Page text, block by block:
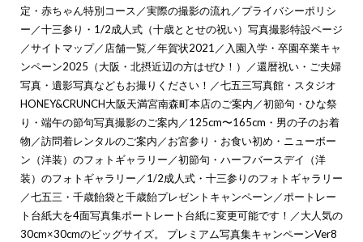
定・赤ちゃん特別コース／実際の撮影の流れ／プライバシーポリシ
ー／十三参り・1/2成人式（十歳ととせの祝い）写真撮影特設ページ
／サイトマップ／店舗一覧／年賀状2021／ 入園入学・卒園卒業キャ
ンペーン2025（大阪・北摂近辺の方はぜひ！）
／還暦祝い・ご夫婦
写真・遺影写真などもお撮りください！ ／七五三写真館・スタジオ
HONEY&CRUNCH大阪天満宮南森町本店のご案内／初節句・ひな祭
り・端午の節句写真撮影のご案内／125cm〜165cm・男の子のお着
物／訪問着レンタルのご案内／お宮参り・お食い初め・ニューボー
ン（洋装）のフォトギャラリー／初節句・ハーフバースデイ（洋
装）のフォトギャラリー／1/2成人式・十三参りのフォトギャラリー
／七五三・千歳飴袋と千歳飴プレゼントキャンペーン／ポートレー
ト台紙大を4面写真集ポートレート台紙に変更可能です！ ／大人気の
30cm×30cmのビッグサイズ。 プレミアム写真集キャンペーンVer8